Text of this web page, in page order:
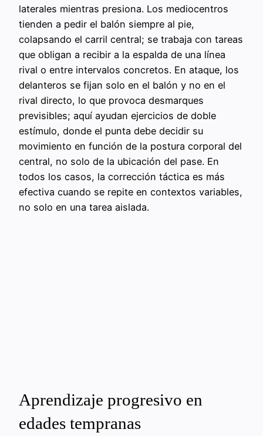
laterales mientras presiona. Los mediocentros
tienden a pedir el balón siempre al pie,
colapsando el carril central; se trabaja con tareas
que obligan a recibir a la espalda de una línea
rival o entre intervalos concretos. En ataque, los
delanteros se fijan solo en el balón y no en el
rival directo, lo que provoca desmarques
previsibles; aquí ayudan ejercicios de doble
estímulo, donde el punta debe decidir su
movimiento en función de la postura corporal del
central, no solo de la ubicación del pase. En
todos los casos, la corrección táctica es más
efectiva cuando se repite en contextos variables,
no solo en una tarea aislada.
Aprendizaje progresivo en
edades tempranas